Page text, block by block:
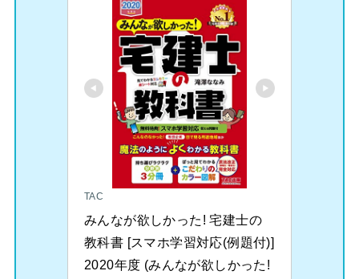
TAC
みんなが欲しかった! 宅建士の
教科書 [スマホ学習対応(例題付)]
2020年度 (みんなが欲しかった!